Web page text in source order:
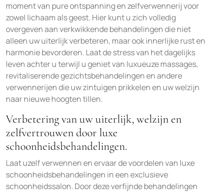
moment van pure ontspanning en zelfverwennerij voor
zowel lichaam als geest. Hier kunt u zich volledig
overgeven aan verkwikkende behandelingen die niet
alleen uw uiterlijk verbeteren, maar ook innerlijke rust en
harmonie bevorderen. Laat de stress van het dagelijks
leven achter u terwijl u geniet van luxueuze massages,
revitaliserende gezichtsbehandelingen en andere
verwennerijen die uw zintuigen prikkelen en uw welzijn
naar nieuwe hoogten tillen.
Verbetering van uw uiterlijk, welzijn en
zelfvertrouwen door luxe
schoonheidsbehandelingen.
Laat uzelf verwennen en ervaar de voordelen van luxe
schoonheidsbehandelingen in een exclusieve
schoonheidssalon. Door deze verfijnde behandelingen